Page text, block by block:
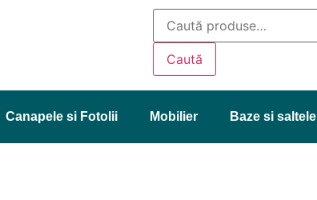
Caută
Canapele si Fotolii Mobilier Baze si saltele